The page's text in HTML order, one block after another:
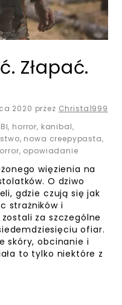
Złapać.
2020 28 lipca 2020
przez Christa1999
, horror, kanibal,
, nowa creepypasta,
, opowiadanie
więzienia na
O dziwo
gdzie czują się jak
strażników i
za szczególne
ofiar.
skóry, obcinanie i
to tylko niektóre z